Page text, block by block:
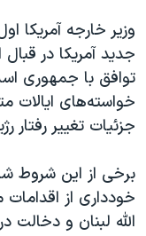
وزیر خارجه آمریکا
جدید آمریکا در قبال
توافق با جمهوری
خواسته‌های ایالات
جزئیات تغییر رفتار
برخی از این شروط
خودداری از
الله لبنان و